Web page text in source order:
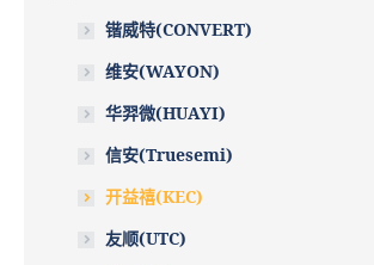
锴威特(CONVERT)
维安(WAYON)
华羿微(HUAYI)
信安(Truesemi)
开益禧(KEC)
友顺(UTC)